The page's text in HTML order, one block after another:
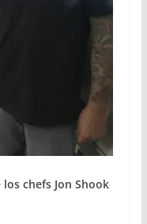
chefs Jon Shook